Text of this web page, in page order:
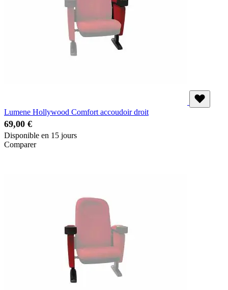
Lumene Hollywood Comfort accoudoir droit
69,00 €
Disponible en 15 jours
Comparer